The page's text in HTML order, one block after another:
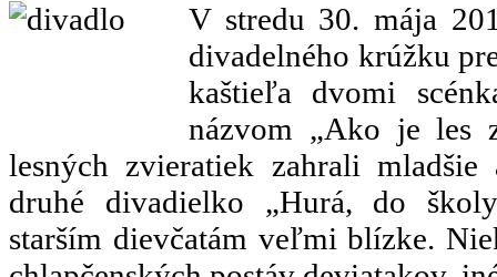
V stredu 30. mája
divadelného krúžku
kaštieľa dvomi
názvom „Ako je les
lesných zvieratiek zahrali
druhé divadielko „Hurá, do
starším dievčatám veľmi blízke.